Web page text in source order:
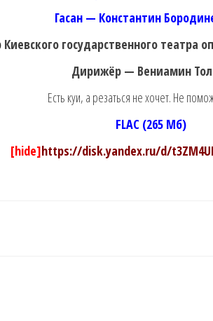
Гасан — Константин
Киевского государственного
Дирижёр — Вениамин
Есть куи, а резаться не хочет. Не
FLAC (265 Мб)
[hide]https://disk.yandex.ru/d/